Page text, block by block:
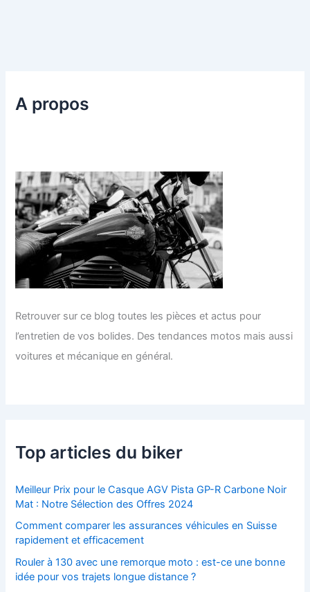
A propos
Retrouver sur ce blog toutes les pièces et actus pour
l’entretien de vos bolides. Des tendances motos mais aussi
voitures et mécanique en général.
Top articles du biker
Meilleur Prix pour le Casque AGV Pista GP-R Carbone Noir
Mat : Notre Sélection des Offres 2024
Comment comparer les assurances véhicules en Suisse
rapidement et efficacement
Rouler à 130 avec une remorque moto : est-ce une bonne
idée pour vos trajets longue distance ?